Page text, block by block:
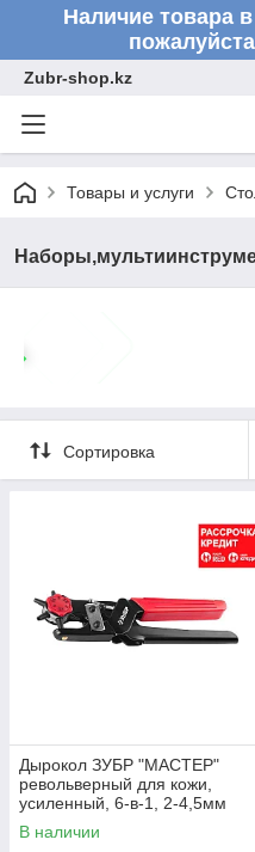
Наличие товара
Zubr-shop.kz
Товары и услуги
Сортировка
Дырокол ЗУБР "МАСТЕР"
револьверный для кожи,
усиленный, 6-в-1, 2-4,5мм
(22945)
В наличии